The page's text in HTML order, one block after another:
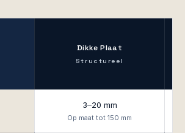
Dikke Plaat
Structureel
3–20 mm
Op maat tot 150 mm